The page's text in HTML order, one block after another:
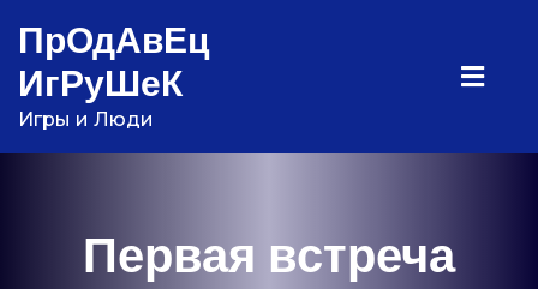
содержимому
ПрОдАвЕц
ИгРуШеК
Игры и Люди
Первая встреча